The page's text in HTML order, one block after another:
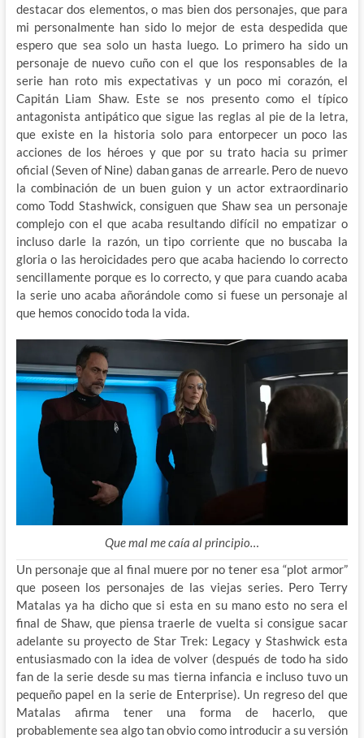
destacar dos elementos, o mas bien dos personajes, que para
mi personalmente han sido lo mejor de esta despedida que
espero que sea solo un hasta luego. Lo primero ha sido un
personaje de nuevo cuño con el que los responsables de la
serie han roto mis expectativas y un poco mi corazón, el
Capitán Liam Shaw. Este se nos presento como el típico
antagonista antipático que sigue las reglas al pie de la letra,
que existe en la historia solo para entorpecer un poco las
acciones de los héroes y que por su trato hacia su primer
oficial (Seven of Nine) daban ganas de arrearle. Pero de nuevo
la combinación de un buen guion y un actor extraordinario
como Todd Stashwick, consiguen que Shaw sea un personaje
complejo con el que acaba resultando difícil no empatizar o
incluso darle la razón, un tipo corriente que no buscaba la
gloria o las heroicidades pero que acaba haciendo lo correcto
sencillamente porque es lo correcto, y que para cuando acaba
la serie uno acaba añorándole como si fuese un personaje al
que hemos conocido toda la vida.
Que mal me caía al principio…
Un personaje que al final muere por no tener esa “plot armor”
que poseen los personajes de las viejas series. Pero Terry
Matalas ya ha dicho que si esta en su mano esto no sera el
final de Shaw, que piensa traerle de vuelta si consigue sacar
adelante su proyecto de Star Trek: Legacy y Stashwick esta
entusiasmado con la idea de volver (después de todo ha sido
fan de la serie desde su mas tierna infancia e incluso tuvo un
pequeño papel en la serie de Enterprise). Un regreso del que
Matalas afirma tener una forma de hacerlo, que
probablemente sea algo tan obvio como introducir a su versión